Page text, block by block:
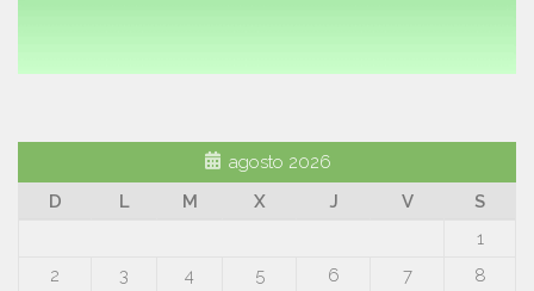
agosto 2026
D
L M X J V
S
1
2
3 4 5 6 7
8